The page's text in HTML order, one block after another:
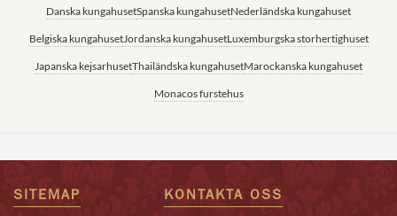
Danska kungahusetSpanska kungahusetNederländska kungahuset
Belgiska kungahusetJordanska kungahusetLuxemburgska storhertighuset
Japanska kejsarhusetThailändska kungahusetMarockanska kungahuset
Monacos furstehus
SITEMAP KONTAKTA OSS